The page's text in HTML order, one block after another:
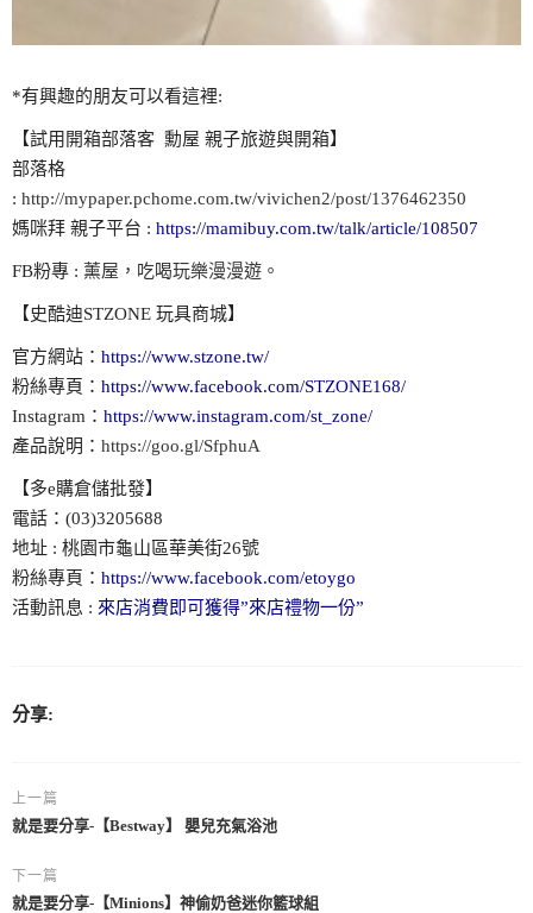
*有興趣的朋友可以看這裡:
【試用開箱部落客 勳屋 親子旅遊與開箱】
部落格
: http://mypaper.pchome.com.tw/vivichen2/post/1376462350
媽咪拜 親子平台 : https://mamibuy.com.tw/talk/article/108507
FB粉專 : 薰屋，吃喝玩樂漫漫遊。
【史酷迪STZONE 玩具商城】
官方網站： https://www.stzone.tw/
粉絲專頁： https://www.facebook.com/STZONE168/
Instagram： https://www.instagram.com/st_zone/
產品說明： https://goo.gl/SfphuA
【多e購倉儲批發】
電話：(03)3205688
地址 : 桃園市龜山區華美街26號
粉絲專頁： https://www.facebook.com/etoygo
活動訊息 : 來店消費即可獲得”來店禮物一份”
分享:
上一篇
就是要分享-【Bestway】 嬰兒充氣浴池
下一篇
就是要分享-【Minions】神偷奶爸迷你籃球組